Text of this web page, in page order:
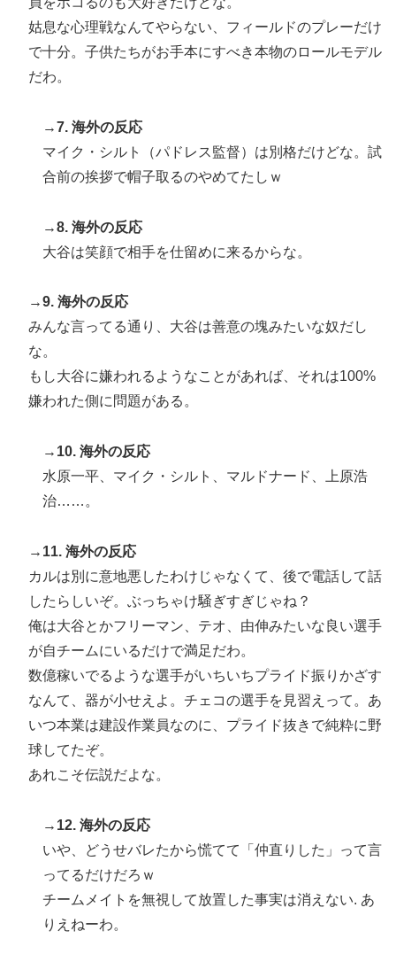
姑息な心理戦なんてやらない、フィールドのプレーだけ
で十分。子供たちがお手本にすべき本物のロールモデル
だわ。
→7. 海外の反応
マイク・シルト（パドレス監督）は別格だけどな。試
合前の挨拶で帽子取るのやめてたしｗ
→8. 海外の反応
大谷は笑顔で相手を仕留めに来るからな。
→9. 海外の反応
みんな言ってる通り、大谷は善意の塊みたいな奴だし
な。
もし大谷に嫌われるようなことがあれば、それは100%
嫌われた側に問題がある。
→10. 海外の反応
水原一平、マイク・シルト、マルドナード、上原浩
治……。
→11. 海外の反応
カルは別に意地悪したわけじゃなくて、後で電話して話
したらしいぞ。ぶっちゃけ騒ぎすぎじゃね？
俺は大谷とかフリーマン、テオ、由伸みたいな良い選手
が自チームにいるだけで満足だわ。
数億稼いでるような選手がいちいちプライド振りかざす
なんて、器が小せえよ。チェコの選手を見習えって。あ
いつ本業は建設作業員なのに、プライド抜きで純粋に野
球してたぞ。
あれこそ伝説だよな。
→12. 海外の反応
いや、どうせバレたから慌てて「仲直りした」って言
ってるだけだろｗ
チームメイトを無視して放置した事実は消えない. あ
りえねーわ。